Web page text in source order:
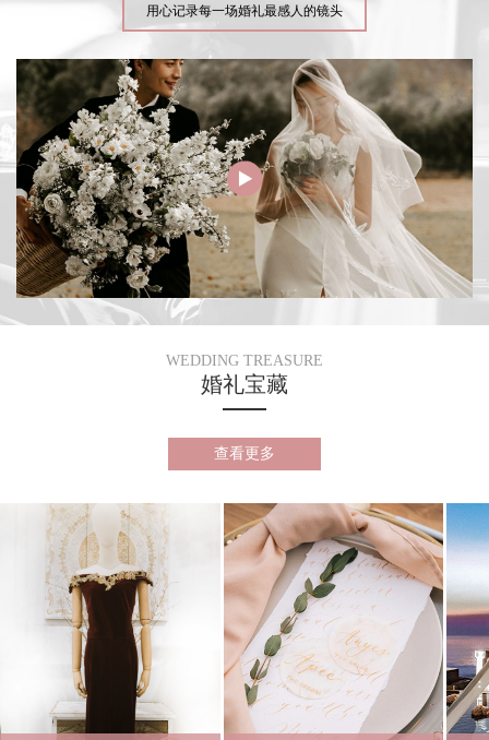
用心记录每一场婚礼最感人的镜头
WEDDING TREASURE
婚礼宝藏
查看更多